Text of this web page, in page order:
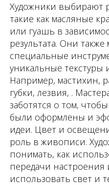
Художники выбирают
такие как масляные
или гуашь в
результата. Они
специальные
уникальные текстуры
Например, мастихин,
губки, лезвия, .
заботятся о том,
были оформлены и
идеи. Цвет и
роль в живописи.
понимать, как
передачи настроения
использовать свет и